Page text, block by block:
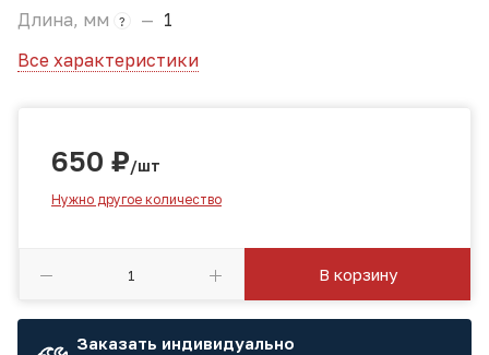
Длина, мм
? — 1
Все характеристики
650 ₽/шт
Нужно другое количество
В корзину
Заказать индивидуально